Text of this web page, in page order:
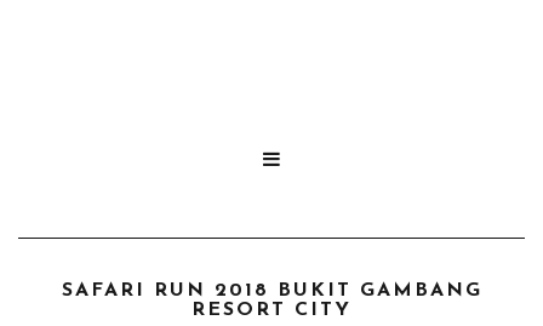

SAFARI RUN 2018 BUKIT GAMBANG
RESORT CITY